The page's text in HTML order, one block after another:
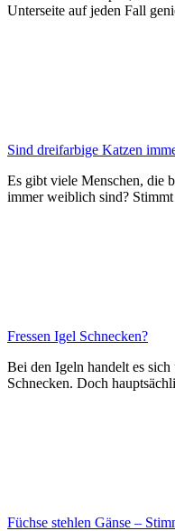
Unterseite auf jeden Fall
Sind dreifarbige Katzen
Es gibt viele Menschen, die
immer weiblich sind?
Fressen Igel Schnecken?
Bei den Igeln handelt es sich
Schnecken. Doch
Füchse stehlen Gänse –